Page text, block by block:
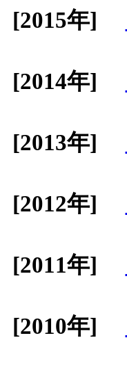
[2015年]
[2014年]
[2013年]
[2012年]
[2011年]
[2010年]